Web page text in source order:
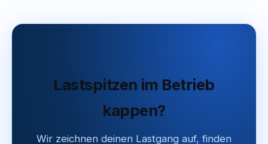
Lastspitzen im Betrieb
kappen?
Wir zeichnen deinen Lastgang auf, finden